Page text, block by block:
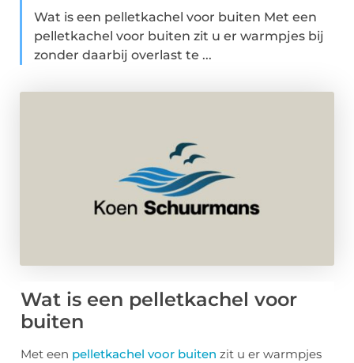
Wat is een pelletkachel voor buiten Met een
pelletkachel voor buiten zit u er warmpjes bij
zonder daarbij overlast te ...
Wat is een pelletkachel voor
buiten
Met een pelletkachel voor buiten zit u er warmpjes